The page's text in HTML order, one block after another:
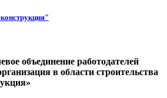
объединение работодателей
в области строительства